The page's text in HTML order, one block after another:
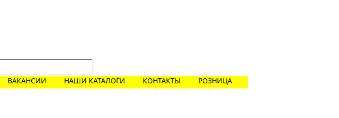
ВАКАНСИИ НАШИ КАТАЛОГИ КОНТАКТЫ РОЗНИЦА